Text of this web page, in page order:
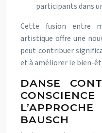
participants dans
Cette fusion entre
artistique offre une
peut contribuer
et à améliorer le bien-
DANSE
BAUSCH